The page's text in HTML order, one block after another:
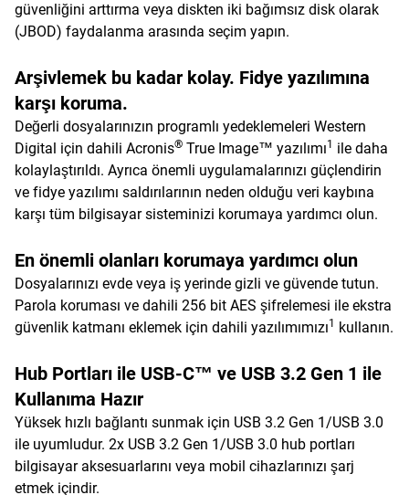
güvenliğini arttırma veya diskten iki bağımsız disk olarak
(JBOD) faydalanma arasında seçim yapın.
Arşivlemek bu kadar kolay. Fidye yazılımına
karşı koruma.
Değerli dosyalarınızın programlı yedeklemeleri Western
Digital için dahili Acronis® True Image™ yazılımı1
ile daha
kolaylaştırıldı. Ayrıca önemli uygulamalarınızı güçlendirin
ve fidye yazılımı saldırılarının neden olduğu veri kaybına
karşı tüm bilgisayar sisteminizi korumaya yardımcı olun.
En önemli olanları korumaya yardımcı olun
Dosyalarınızı evde veya iş yerinde gizli ve güvende tutun.
Parola koruması ve dahili 256 bit AES şifrelemesi ile ekstra
güvenlik katmanı eklemek için dahili yazılımımızı1 kullanın.
Hub Portları ile USB-C™ ve USB 3.2 Gen 1 ile
Kullanıma Hazır
Yüksek hızlı bağlantı sunmak için USB 3.2 Gen 1/USB 3.0
ile uyumludur. 2x USB 3.2 Gen 1/USB 3.0 hub portları
bilgisayar aksesuarlarını veya mobil cihazlarınızı şarj
etmek içindir.